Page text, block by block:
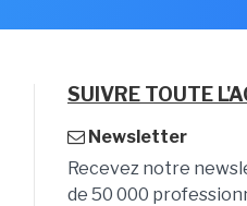
SUIVRE TOUTE
Newsletter
Recevez notre
de 50 000